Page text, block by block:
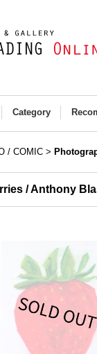
Category
/ COMIC >
/ Anthony